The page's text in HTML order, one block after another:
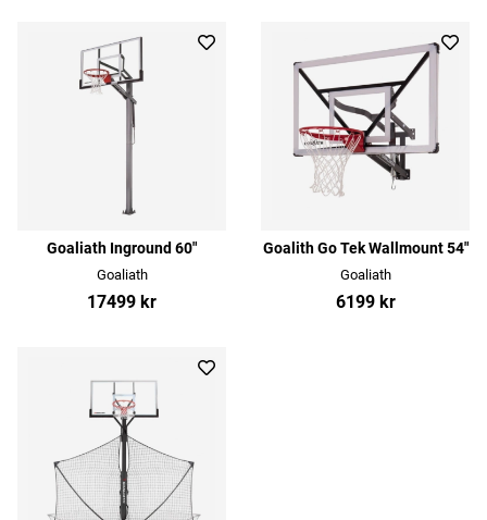
Goaliath Inground 60"
Goaliath
17499 kr
Goalith Go Tek Wallmount 54"
Goaliath
6199 kr